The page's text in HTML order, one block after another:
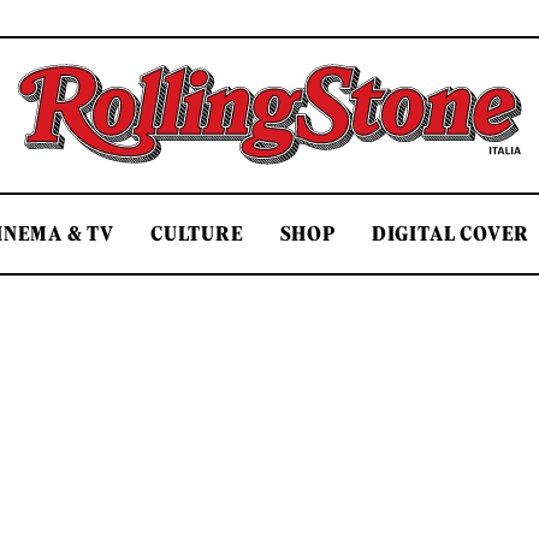
Rolling Stone Italia
& TV CULTURE SHOP DIGITAL COVER